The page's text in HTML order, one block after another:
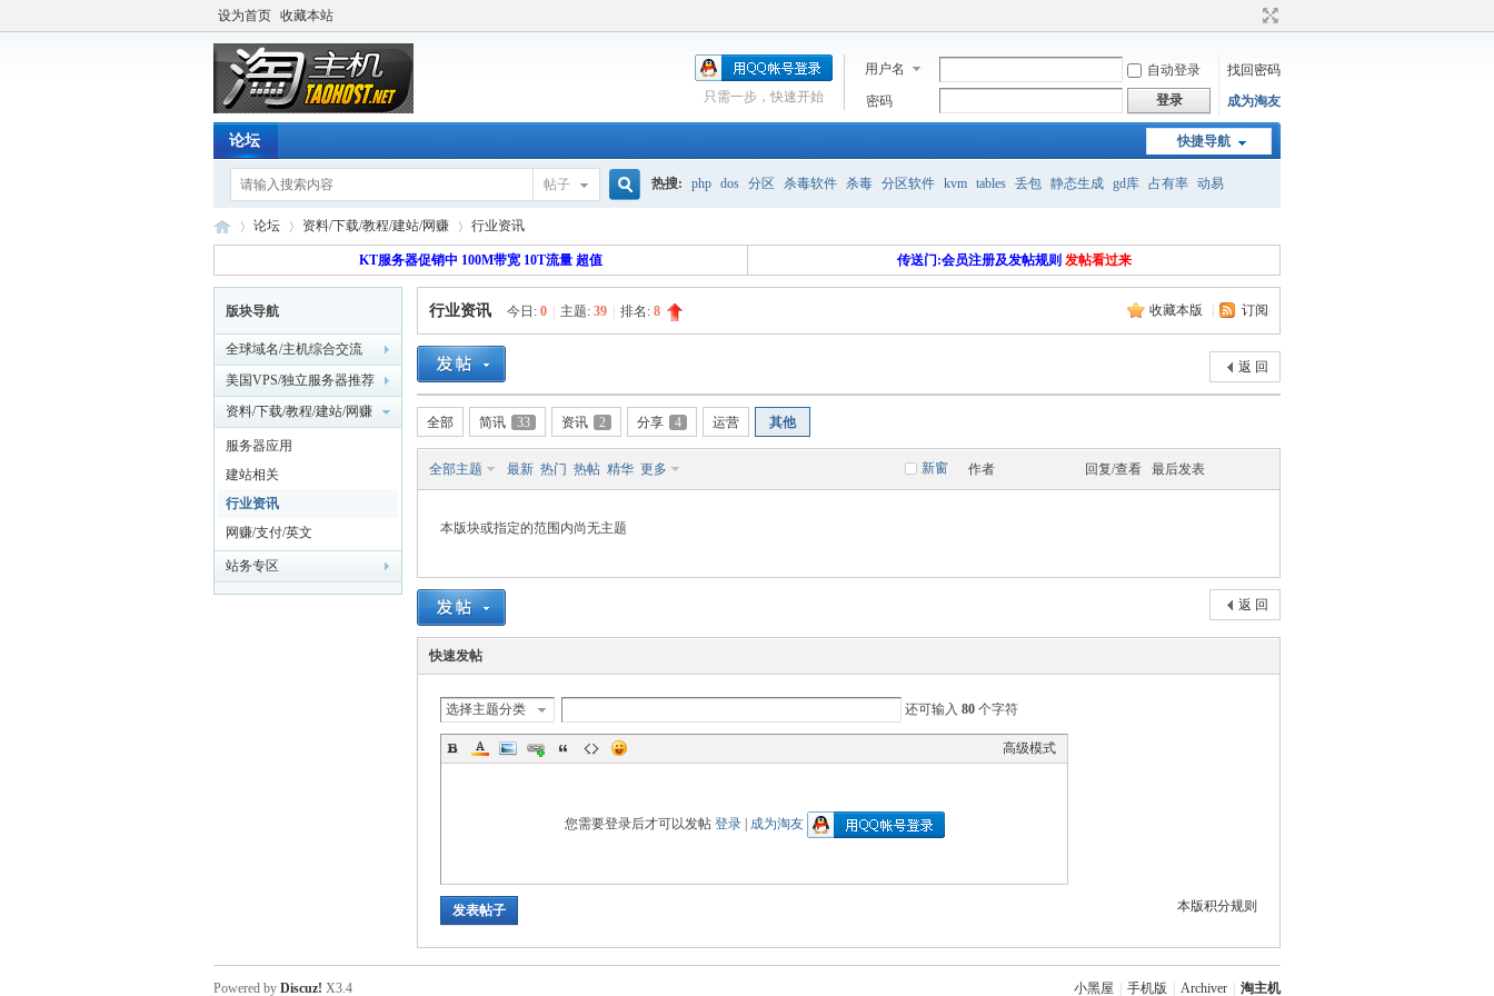
设为首页 收藏本站
用户名 自动登录
找回密码
密码
登录 成为淘友
只需一步，快速开始
快捷导航
论坛
帖子
索
热搜: php dos 分区 杀毒软件 杀毒 分区软件 kvm tables 丢包 静态生成 gd库 占有率 动易
淘
论
»
论坛 资料/下载/教程/建站/网赚
›
行业资讯
KT服务器促销中 100M带宽 10T流量 超值 传送门:会员注册及发帖规则 发帖看过来
版块导航
全球域名/主机综合交流
美国VPS/独立服务器推荐
资料/下载/教程/建站/网赚
服务器应用
建站相关
行业资讯
网赚/支付/英文
站务专区
收藏本版 订阅
行业资讯 今日: 0 主题: 39 排名: 8
返 回
全部 简讯 33 资讯 2 分享 4 运营 其他
新窗
全部主题 最新 热门 热帖 精华 更多 作者 回复/查看 最后发表
本版块或指定的范围内尚无主题
返 回
快速发帖
选择主题分类 还可输入 80 个字符
高级模式
您需要登录后才可以发帖 登录| 成为淘友
本版积分规则
发表帖子
小黑屋 手机版 Archiver 淘主机
Powered by Discuz! X3.4